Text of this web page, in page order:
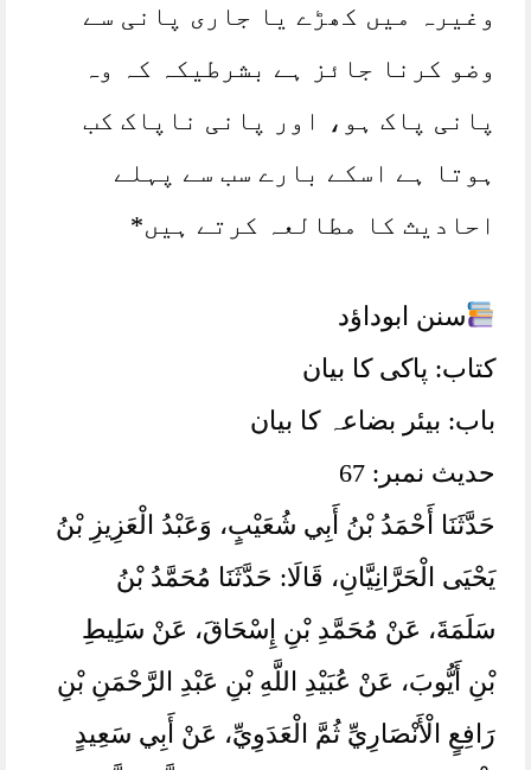
وغیرہ میں کھڑے یا جاری پانی سے
وضو کرنا جائز ہے بشرطیکہ کہ وہ
پانی پاک ہو، اور پانی ناپاک کب
ہوتا ہے اسکے بارے سب سے پہلے
احادیث کا مطالعہ کرتے ہیں*
سنن ابوداؤد
کتاب: پاکی کا بیان
باب: بیئر بضاعہ کا بیان
حدیث نمبر: 67
حَدَّثَنَا أَحْمَدُ بْنُ أَبِي شُعَيْبٍ، ‏‏‏‏‏‏وَعَبْدُ الْعَزِيزِ بْنُ
يَحْيَى الْحَرَّانِيَّانِ، ‏‏‏‏‏‏قَالَا:‏‏‏‏ حَدَّثَنَا مُحَمَّدُ بْنُ
سَلَمَةَ، ‏‏‏‏‏‏عَنْ مُحَمَّدِ بْنِ إِسْحَاقَ، ‏‏‏‏‏‏عَنْ سَلِيطِ
بْنِ أَيُّوبَ، ‏‏‏‏‏‏عَنْ عُبَيْدِ اللَّهِ بْنِ عَبْدِ الرَّحْمَنِ بْنِ
رَافِعٍ الْأَنْصَارِيِّ ثُمَّ الْعَدَوِيِّ، ‏‏‏‏‏‏عَنْ أَبِي سَعِيدٍ